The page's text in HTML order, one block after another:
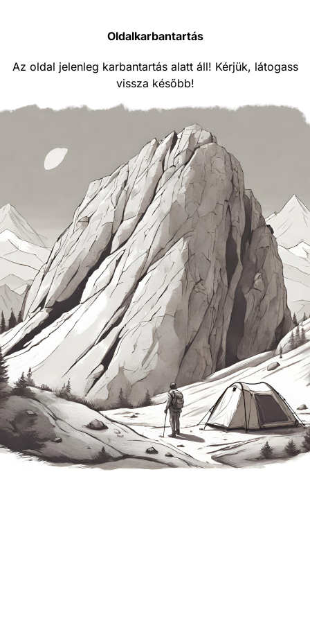
Oldalkarbantartás
Az oldal jelenleg karbantartás alatt áll! Kérjük, látogass
vissza később!